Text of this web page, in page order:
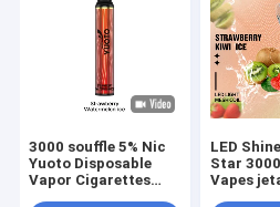
3000 souffle 5% Nic
Yuoto Disposable
Vapor Cigarettes
LED
Star
Vapes